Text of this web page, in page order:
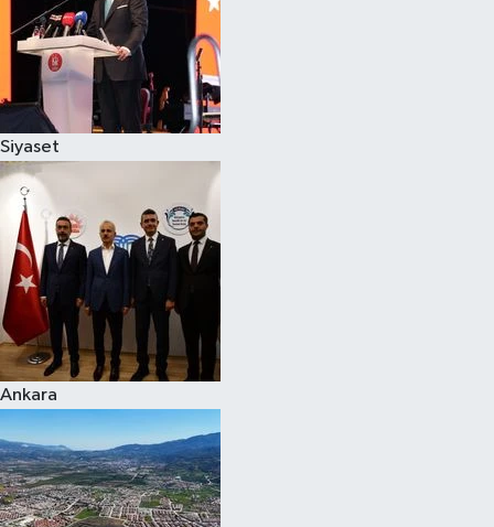
Siyaset
Ankara
Sağlık
Siyaset
Teknoloji
Televizyon
Yaşam-Çevre